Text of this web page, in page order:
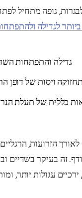
גופה מתחיל
לגדילה
גדילה והתפתחות
תחזוקה ויסות של דופן
כללית של תעלת
הזרועות, הרגליים
זה בעיקר בשדיים